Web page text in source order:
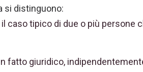
si distinguono:
il caso tipico di due o più persone
fatto giuridico,